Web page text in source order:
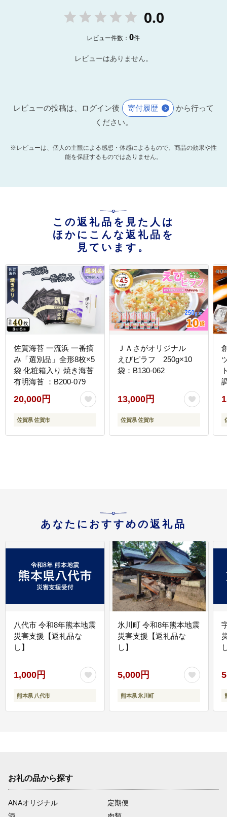
0.0
レビュー件数：0件
レビューはありません。
レビューの投稿は、ログイン後 寄付履歴
から行って
ください。
※レビューは、個人の主観による感想・体感によるもので、商品の効果や性
能を保証するものではありません。
この返礼品を見た人は
ほかにこんな返礼品を
見ています。
佐賀海苔 一流浜 一番摘
み「選別品」全形8枚×5
袋 化粧箱入り 焼き海苔
有明海苔 ：B200-079
20,000円
佐賀県 佐賀市
ＪＡさがオリジナル
えびピラフ 250g×10
袋：B130-062
13,000円
佐賀県 佐賀市
あなたにおすすめの返礼品
八代市 令和8年熊本地震
災害支援【返礼品な
し】
1,000円
熊本県 八代市
氷川町 令和8年熊本地震
災害支援【返礼品な
し】
5,000円
熊本県 氷川町
お礼の品から探す
ANAオリジナル
定期便